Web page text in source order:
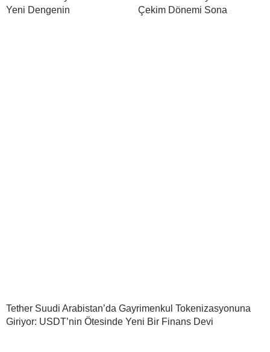
Yeni Dengenin
Çekim Dönemi Sona
Tether Suudi Arabistan’da Gayrimenkul Tokenizasyonuna
Giriyor: USDT’nin Ötesinde Yeni Bir Finans Devi